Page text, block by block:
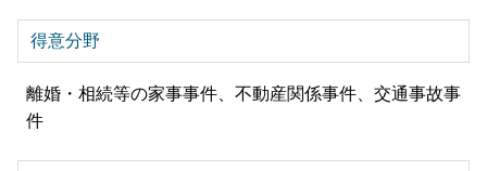
得意分野
離婚・相続等の家事事件、不動産関係事件、交通事故事
件